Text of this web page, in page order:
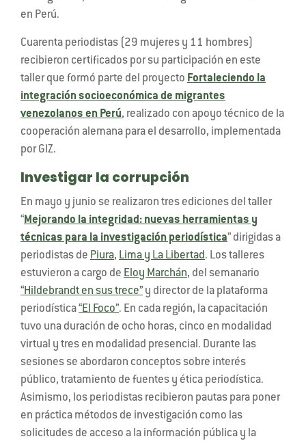
en Perú.
Cuarenta periodistas (29 mujeres y 11 hombres)
recibieron certificados por su participación en este
taller que formó parte del proyecto Fortaleciendo la
integración socioeconómica de migrantes
venezolanos en Perú, realizado con apoyo técnico de la
cooperación alemana para el desarrollo, implementada
por GIZ.
Investigar la corrupción
En mayo y junio se realizaron tres ediciones del taller
“Mejorando la integridad: nuevas herramientas y
técnicas para la investigación periodística” dirigidas a
periodistas de Piura, Lima y La Libertad. Los talleres
estuvieron a cargo de Eloy Marchán, del semanario
“Hildebrandt en sus trece” y director de la plataforma
periodística“El Foco”. En cada región, la capacitación
tuvo una duración de ocho horas, cinco en modalidad
virtual y tres en modalidad presencial. Durante las
sesiones se abordaron conceptos sobre interés
público, tratamiento de fuentes y ética periodística.
Asimismo, los periodistas recibieron pautas para poner
en práctica métodos de investigación como las
solicitudes de acceso a la información pública y la